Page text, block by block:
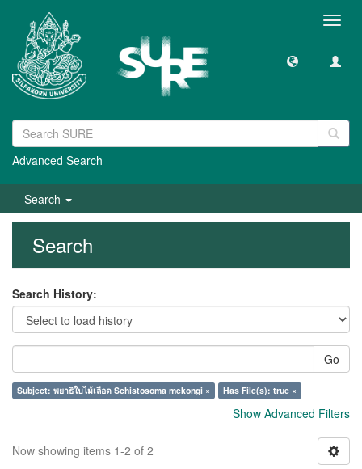
Advanced Search
Search
Search
Search History:
Go
Subject: พยาธิใบไม้เลือด Schistosoma mekongi × Has File(s): true ×
Show Advanced Filters
Now showing items 1-2 of 2